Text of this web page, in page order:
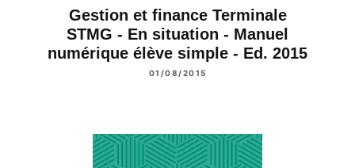
Gestion et finance Terminale
STMG - En situation - Manuel
numérique élève simple - Ed. 2015
01/08/2015